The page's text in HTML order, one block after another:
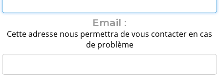
Email :
Cette adresse nous permettra de vous contacter en cas
de problème